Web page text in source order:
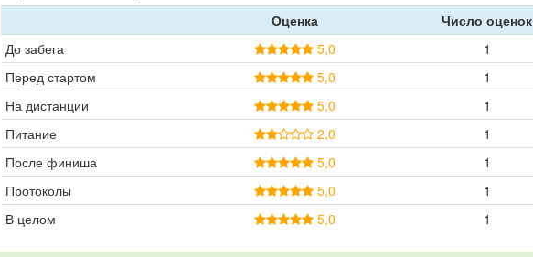
Оценка
Число оценок
До забега
5,0
1
Перед стартом
5,0
1
На дистанции
5,0
1
Питание
2,0
1
После финиша
5,0
1
Протоколы
5,0
1
В целом
5,0 1